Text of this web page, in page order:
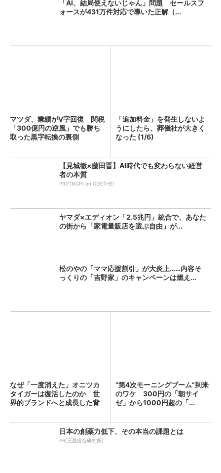
「AI、結局使えないじゃん」問題 セールスフ
ォースが431万件対応で導いた正解（...
マツダ、業績がV字回復 関税
「300億円の逆風」でも勝ち
取った黒字転換の裏側
「追加料金」を発生しないよ
うにしたら、葬儀社が大きく
なった (1/6)
【見城徹×藤田晋】AI時代でも変わらない経営
者の本質
PR(FINCHI on GOETHE)
ヤマダ×エディオン「2.5兆円」統合で、あなた
の街から「家電量販店を選ぶ自由」が...
松のやの「ママ応援割引」が大炎上……内容そ
っくりの「吉野家」のキャンペーンは燃え...
なぜ「一度消えた」オニツカ
タイガーは復活したのか 世
界的ブランドへと成長した背
“第4次モーニングブーム”到来
のワケ 300円の「朝サイ
ゼ」から1000円超の「...
日本の創薬力低下、その本当の課題とは
PR(三菱総合研究所)